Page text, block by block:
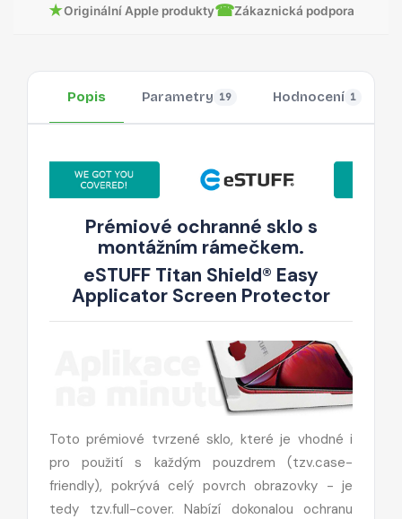
★Originální Apple produkty☎Zákaznická podpora
Popis Parametry 19 Hodnocení 1
Prémiové ochranné sklo s
montážním rámečkem.
eSTUFF Titan Shield® Easy
Applicator Screen Protector
Toto prémiové tvrzené sklo, které je vhodné i
pro použití s každým pouzdrem (tzv.case-
friendly), pokrývá celý povrch obrazovky - je
tedy tzv.full-cover. Nabízí dokonalou ochranu